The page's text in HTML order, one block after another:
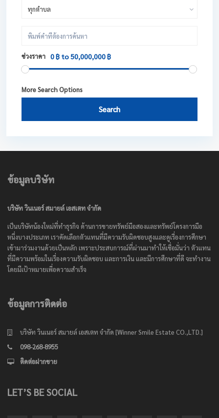
ทุกตำบล
ช่วงราคา 0 ฿ to 50,000,000 ฿
More Search Options
Search
ข้อมูลบริษัท
บริษัท วินเนอร์ สมายล์ เอสเตท จำกัด
เป็นบริษัทน้องใหม่ที่ทำธุรกิจ ด้านการขายทรัพย์มือสองและทรัพย์โครงการมือ
หนึ่งบางประเภท เราคัดเลือกตัวแทนที่มีความรับผิดชอบสูงและดูเรื่องการศึกษา
เข้ามาร่วมงานด้วยเป็นหลัก เพราะประสบการณ์ที่ผ่านมาทำให้เชื่อมั่นว่า ตัวแทน
ที่มีความพร้อมในเรื่องความรับผิดชอบ และการเงิน และมีการศึกษาที่ดี จะทำงาน
โดยมีเป้าหมายเพื่อความสำเร็จ
ข้อมูลการติดต่อ
บริษัท วินเนอร์ สมายล์ เอสเตท จำกัด [Winner Smile Estate CO.,LTD.]
098-268-8955
ติดต่อฝากขาย
LET’S BE SOCIAL